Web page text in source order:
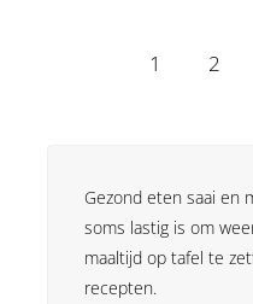
1 2
Gezond eten saai en
soms lastig is om
maaltijd op tafel te
recepten.